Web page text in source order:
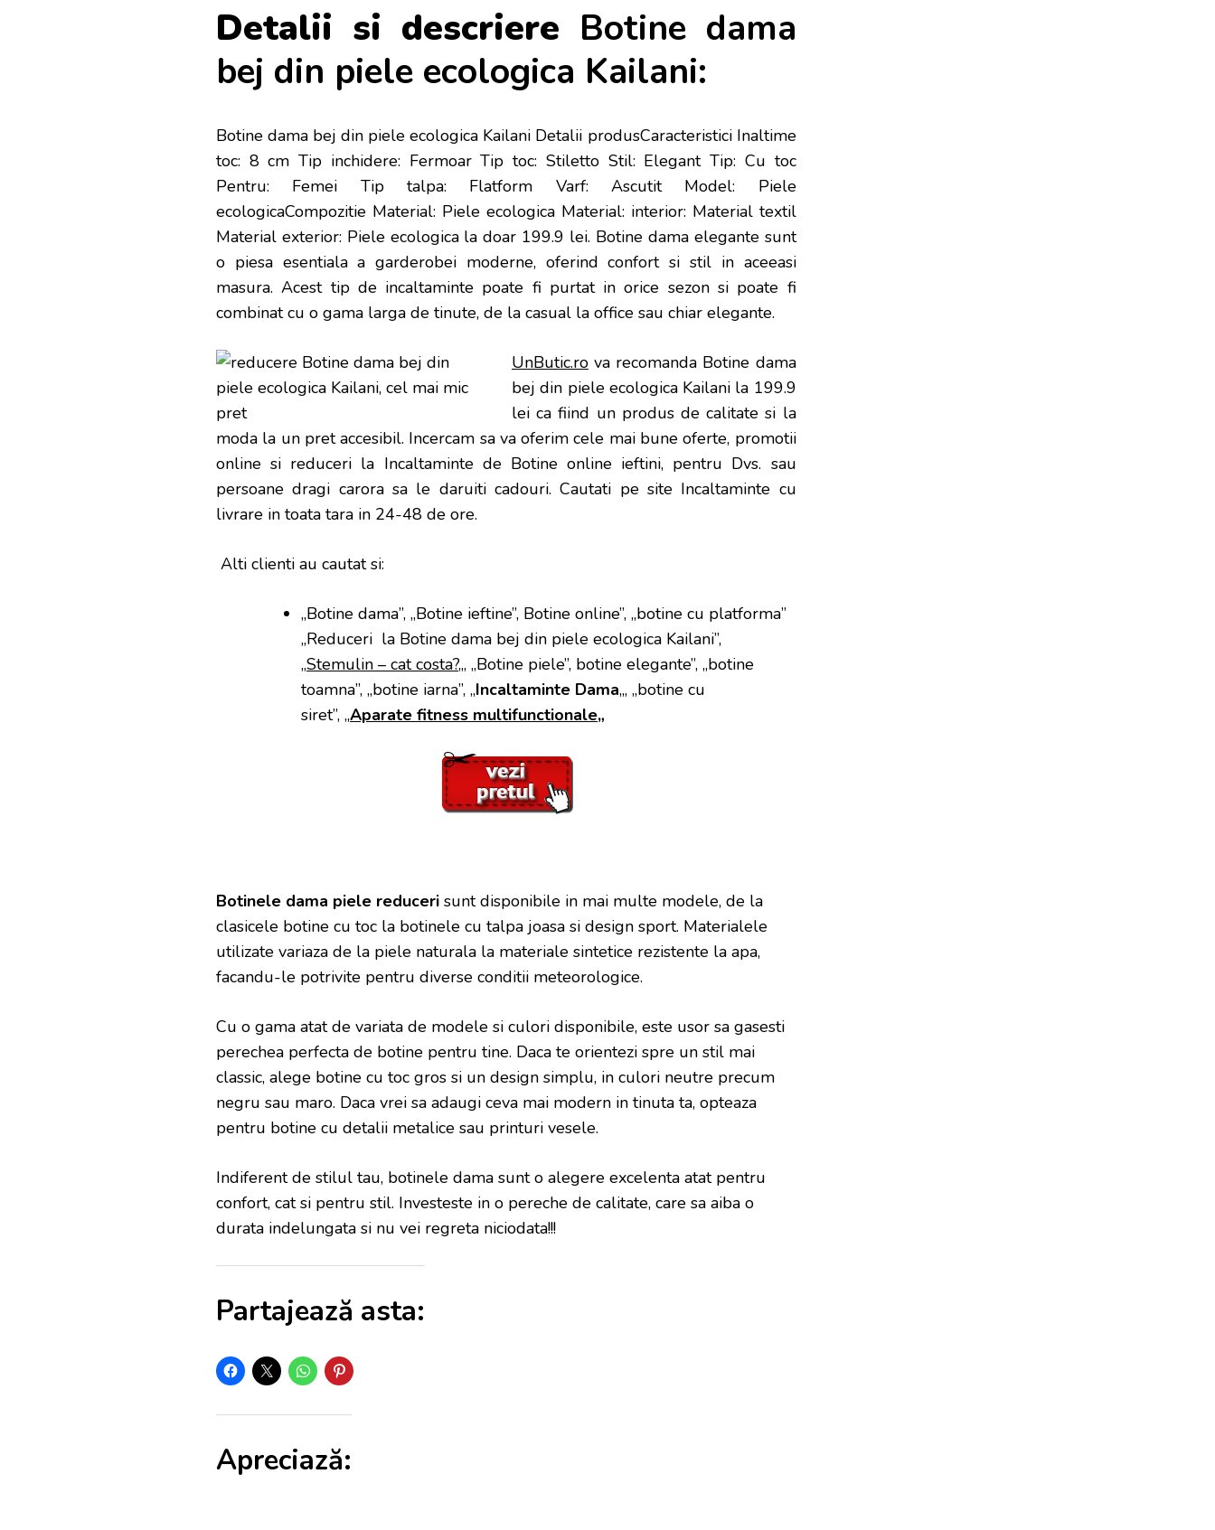
Detalii si descriere Botine dama
bej din piele ecologica Kailani:
Botine dama bej din piele ecologica Kailani Detalii produsCaracteristici Inaltime
toc: 8 cm Tip inchidere: Fermoar Tip toc: Stiletto Stil: Elegant Tip: Cu toc
Pentru: Femei Tip talpa: Flatform Varf: Ascutit Model: Piele
ecologicaCompozitie Material: Piele ecologica Material: interior: Material textil
Material exterior: Piele ecologica la doar 199.9 lei. Botine dama elegante sunt
o piesa esentiala a garderobei moderne, oferind confort si stil in aceeasi
masura. Acest tip de incaltaminte poate fi purtat in orice sezon si poate fi
combinat cu o gama larga de tinute, de la casual la office sau chiar elegante.
UnButic.ro va recomanda Botine dama
bej din piele ecologica Kailani la 199.9
lei ca fiind un produs de calitate si la
moda la un pret accesibil. Incercam sa va oferim cele mai bune oferte, promotii
online si reduceri la Incaltaminte de Botine online ieftini, pentru Dvs. sau
persoane dragi carora sa le daruiti cadouri. Cautati pe site Incaltaminte cu
livrare in toata tara in 24-48 de ore.
Alti clienti au cautat si:
„Botine dama”, „Botine ieftine”, Botine online”, „botine cu platforma”
„Reduceri la Botine dama bej din piele ecologica Kailani”,
„Stemulin – cat costa?„, „Botine piele”, botine elegante”, „botine
toamna”, „botine iarna”, „Incaltaminte Dama„, „botine cu
siret”, „Aparate fitness multifunctionale„
Botinele dama piele reduceri sunt disponibile in mai multe modele, de la
clasicele botine cu toc la botinele cu talpa joasa si design sport. Materialele
utilizate variaza de la piele naturala la materiale sintetice rezistente la apa,
facandu-le potrivite pentru diverse conditii meteorologice.
Cu o gama atat de variata de modele si culori disponibile, este usor sa gasesti
perechea perfecta de botine pentru tine. Daca te orientezi spre un stil mai
classic, alege botine cu toc gros si un design simplu, in culori neutre precum
negru sau maro. Daca vrei sa adaugi ceva mai modern in tinuta ta, opteaza
pentru botine cu detalii metalice sau printuri vesele.
Indiferent de stilul tau, botinele dama sunt o alegere excelenta atat pentru
confort, cat si pentru stil. Investeste in o pereche de calitate, care sa aiba o
durata indelungata si nu vei regreta niciodata!!!
Partajează asta:
Apreciază: